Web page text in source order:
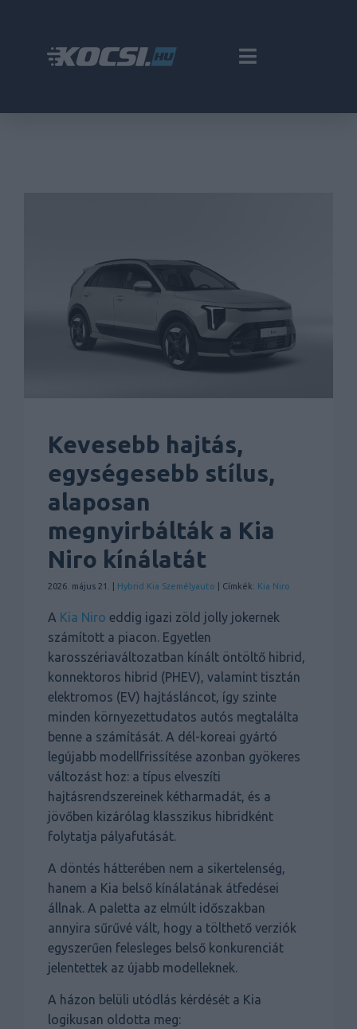
Kevesebb hajtás,
egységesebb stílus,
alaposan
megnyirbálták a Kia
Niro kínálatát
2026. május 21. | Hybrid Kia Személyauto | Címkék: Kia Niro
A Kia Niro eddig igazi zöld jolly jokernek
számított a piacon. Egyetlen
karosszériaváltozatban kínált öntöltő hibrid,
konnektoros hibrid (PHEV), valamint tisztán
elektromos (EV) hajtásláncot, így szinte
minden környezettudatos autós megtalálta
benne a számítását. A dél-koreai gyártó
legújabb modellfrissítése azonban gyökeres
változást hoz: a típus elveszíti
hajtásrendszereinek kétharmadát, és a
jövőben kizárólag klasszikus hibridként
folytatja pályafutását.
A döntés hátterében nem a sikertelenség,
hanem a Kia belső kínálatának átfedései
állnak. A paletta az elmúlt időszakban
annyira sűrűvé vált, hogy a tölthető verziók
egyszerűen felesleges belső konkurenciát
jelentettek az újabb modelleknek.
A házon belüli utódlás kérdését a Kia
logikusan oldotta meg: